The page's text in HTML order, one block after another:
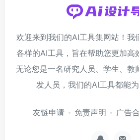
欢迎来到我们的AI工具集网站！我
各样的AI工具，旨在帮助您更加高
无论您是一名研究人员、学生、教
发人员，我们的AI工具都能为
友链申请 免责声明 广告